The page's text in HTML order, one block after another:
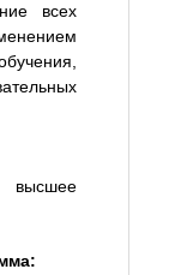
всех